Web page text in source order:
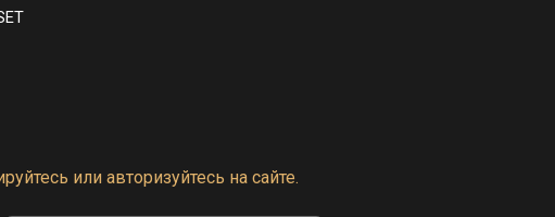
или авторизуйтесь на сайте.